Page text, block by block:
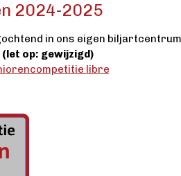
2024-2025
in ons eigen
op: gewijzigd)
libre